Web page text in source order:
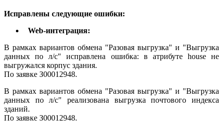
Исправлены следующие ошибки:
Web-интеграция:
В рамках вариантов обмена "Разовая выгрузка" и "Выгрузка
данных по л/с" исправлена ошибка: в атрибуте house не
выгружался корпус здания.
По заявке З00012948.
В рамках вариантов обмена "Разовая выгрузка" и "Выгрузка
данных по л/с" реализована выгрузка почтового индекса
зданий.
По заявке З00012948.